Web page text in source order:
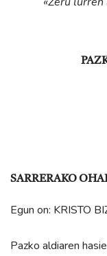
SARRERAKO
Egun on: KRISTO
Pazko aldiaren